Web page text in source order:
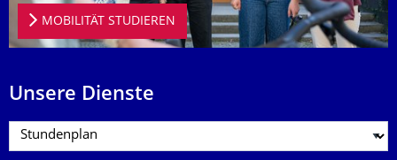
MOBILITÄT STUDIEREN
Unsere Dienste